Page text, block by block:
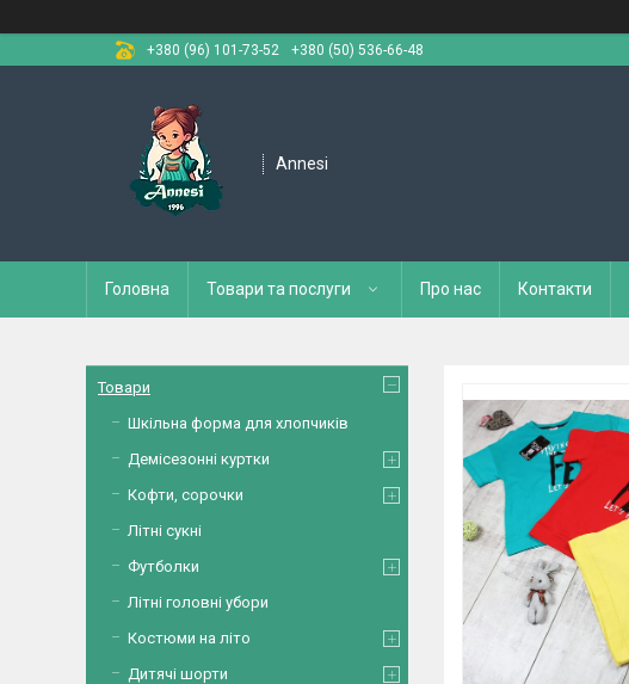
+380 (96) 101-73-52
+380 (50) 536-66-48
Annesi
Головна Товари та послуги Про нас Контакти
Товари
Шкільна форма для хлопчиків
Демісезонні куртки
Кофти, сорочки
Літні сукні
Футболки
Літні головні убори
Костюми на літо
Дитячі шорти